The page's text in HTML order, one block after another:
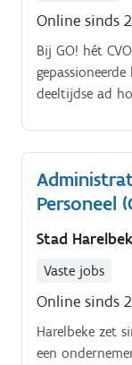
Online sinds
Bij GO! hét
deeltijdse ad
Harelbeke,
Heb je een
aan
Personeel
Stad
Vaste jobs
Online sinds
Harelbeke zet
een